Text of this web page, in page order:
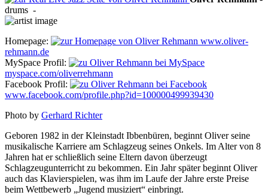
drums -
Homepage:
www.oliver-
rehmann.de
MySpace Profil:
myspace.com/oliverrehmann
Facebook Profil:
www.facebook.com/profile.php?id=100000499939430
Photo by Gerhard Richter
Geboren 1982 in der Kleinstadt Ibbenbüren, beginnt Oliver seine
musikalische Karriere am Schlagzeug seines Onkels. Im Alter von 8
Jahren hat er schließlich seine Eltern davon überzeugt
Schlagzeugunterricht zu bekommen. Ein Jahr später beginnt Oliver
auch das Klavierspielen, was ihm im Laufe der Jahre erste Preise
beim Wettbewerb „Jugend musiziert“ einbringt.